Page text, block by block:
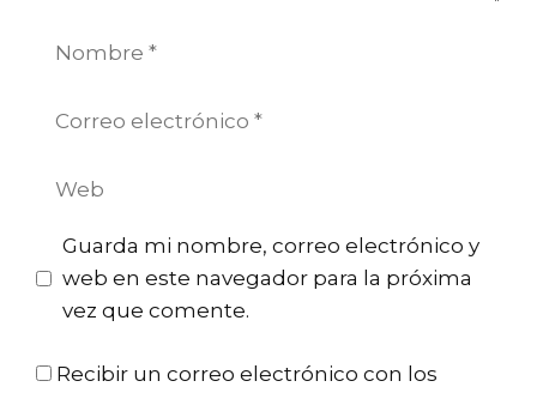
Nombre
Correo
Web
Guarda mi nombre, correo electrónico y
web en este navegador para la próxima
vez que comente.
Recibir un correo electrónico con los